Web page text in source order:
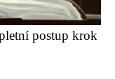
postup krok